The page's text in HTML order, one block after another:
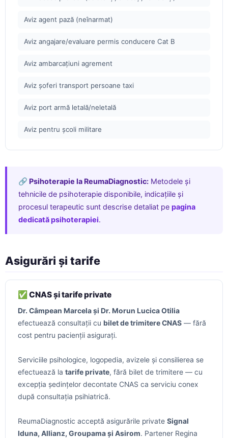
Aviz agent pază (neînarmat)
Aviz angajare/evaluare permis conducere Cat B
Aviz ambarcațiuni agrement
Aviz șoferi transport persoane taxi
Aviz port armă letală/neletală
Aviz pentru școli militare
🔗 Psihoterapie la ReumaDiagnostic: Metodele și
tehnicile de psihoterapie disponibile, indicațiile și
procesul terapeutic sunt descrise detaliat pe pagina
dedicată psihoterapiei.
Asigurări și tarife
✅ CNAS și tarife private
Dr. Câmpean Marcela și Dr. Morun Lucica Otilia
efectuează consultații cu bilet de trimitere CNAS — fără
cost pentru pacienții asigurați.
Serviciile psihologice, logopedia, avizele și consilierea se
efectuează la tarife private, fără bilet de trimitere — cu
excepția ședințelor decontate CNAS ca serviciu conex
după consultația psihiatrică.
ReumaDiagnostic acceptă asigurările private Signal
Iduna, Allianz, Groupama și Asirom. Partener Regina